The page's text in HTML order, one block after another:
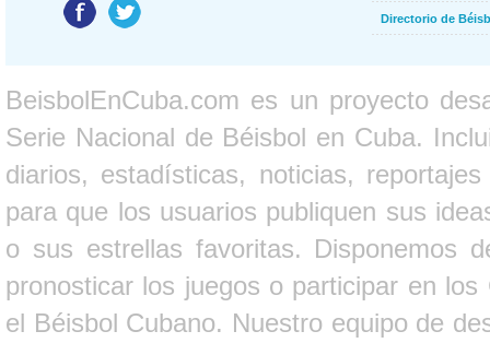
Directorio de
BeisbolEnCuba.com es un proyecto
Serie Nacional de Béisbol en Cuba.
diarios, estadísticas, noticias,
para que los usuarios publiquen sus
o sus estrellas favoritas. Disponemos
pronosticar los juegos o participar en
el Béisbol Cubano. Nuestro equipo de